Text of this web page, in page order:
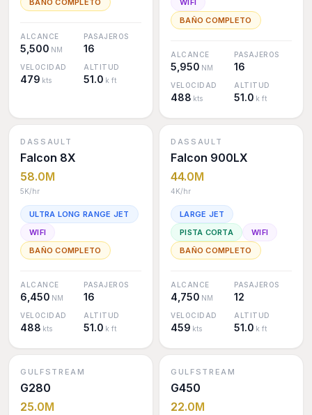
BAÑO COMPLETO
ALCANCE
5,500 NM
PASAJEROS
16
VELOCIDAD
479 kts
ALTITUD
51.0 k ft
WIFI
BAÑO COMPLETO
ALCANCE
5,950 NM
PASAJEROS
16
VELOCIDAD
488 kts
ALTITUD
51.0 k ft
DASSAULT
Falcon 8X
58.0M
5K/hr
ULTRA LONG RANGE JET
WIFI
BAÑO COMPLETO
ALCANCE
6,450 NM
PASAJEROS
16
VELOCIDAD
488 kts
ALTITUD
51.0 k ft
DASSAULT
Falcon 900LX
44.0M
4K/hr
LARGE JET
PISTA CORTA
WIFI
BAÑO COMPLETO
ALCANCE
4,750 NM
PASAJEROS
12
VELOCIDAD
459 kts
ALTITUD
51.0 k ft
GULFSTREAM
G280
25.0M
GULFSTREAM
G450
22.0M